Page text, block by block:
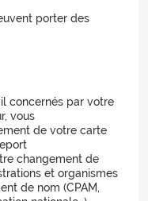
porter des
concernés par votre
vous
de votre carte
changement de
et organismes
de nom (CPAM,